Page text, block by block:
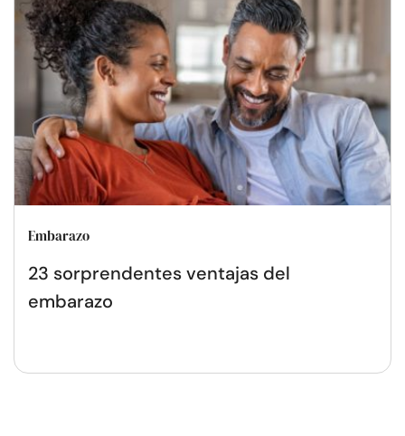
Embarazo
23 sorprendentes ventajas del
embarazo